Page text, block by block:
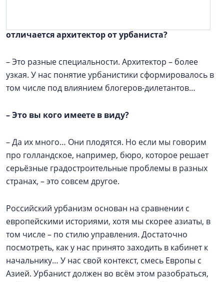
отличается архитектор от урбаниста?
– Это разные специальности. Архитектор – более
узкая. У нас понятие урбанистики сформировалось в
том числе под влиянием блогеров-дилетантов…
–Это вы кого имеете в виду?
– Да их много… Они плодятся. Но если мы говорим
про голландское, например, бюро, которое решает
серьёзные градостроительные проблемы в разных
странах, – это совсем другое.
Российский урбанизм основан на сравнении с
европейскими историями, хотя мы скорее азиаты, в
том числе – по стилю управления. Достаточно
посмотреть, как у нас принято заходить в кабинет к
начальнику… У нас свой контекст, смесь Европы с
Азией. Урбанист должен во всём этом разобраться,